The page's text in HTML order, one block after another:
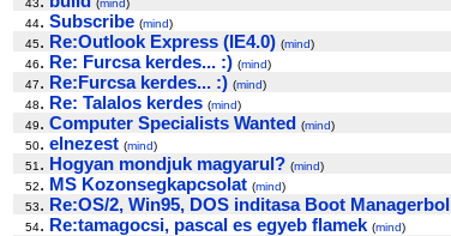
43
(mind)
44. Subscribe (mind)
45. Re:Outlook Express (IE4.0) (mind)
46. Re: Furcsa kerdes... :) (mind)
47. Re:Furcsa kerdes... :) (mind)
48. Re: Talalos kerdes (mind)
49. Computer Specialists Wanted (mind)
50. elnezest (mind)
51 . Hogyan mondjuk magyarul? (mind)
52. MS Kozonsegkapcsolat (mind)
53. Re:OS/2, Win95, DOS inditasa Boot Managerbol
54. Re:tamagocsi, pascal es egyeb flamek (mind)